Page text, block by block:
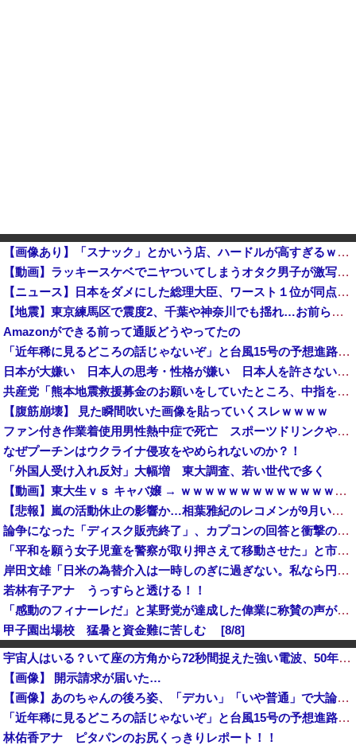
【画像あり】「スナック」とかいう店、ハードルが高すぎるｗｗｗｗｗｗｗ
【動画】ラッキースケベでニヤついてしまうオタク男子が激写されてしまうｗｗｗｗｗｗ他
【ニュース】日本をダメにした総理大臣、ワースト１位が同点でこの人ｗｗｗｗｗｗ
【地震】東京練馬区で震度2、千葉や神奈川でも揺れ…お前ら気付いた？
Amazonができる前って通販どうやってたの
「近年稀に見るどころの話じゃないぞ」と台風15号の予想進路に困惑する人が多数、偏西風が全く通用していないんだけど……
日本が大嫌い 日本人の思考・性格が嫌い 日本人を許さない 日本なんか消滅してほしい [8/8]
共産党「熊本地震救援募金のお願いをしていたところ、中指を立てられました。中指がメガネに当たり、危うく怪我をするところでした」
【腹筋崩壊】 見た瞬間吹いた画像を貼っていくスレｗｗｗｗ
ファン付き作業着使用男性熱中症で死亡 スポーツドリンクやゼリー飲料持参も [8/8]
なぜプーチンはウクライナ侵攻をやめられないのか？！
「外国人受け入れ反対」大幅増 東大調査、若い世代で多く
【動画】東大生ｖｓ キャバ嬢 → ｗｗｗｗｗｗｗｗｗｗｗｗｗｗｗｗｗｗ
【悲報】嵐の活動休止の影響か…相葉雅紀のレコメンが9月いっぱいで終了へ
論争になった「ディスク販売終了」、カプコンの回答と衝撃の詳細がコチラ・・・「え？ウチはデジタルが9割なんで特に影響ないっすよｗ」
「平和を願う女子児童を警察が取り押さえて移動させた」と市民団体が告発、「児童……どこ？」とガチで困惑する人が続出
岸田文雄「日米の為替介入は一時しのぎに過ぎない。私なら円を強くすることが出来る」
若林有子アナ うっすらと透ける！！
「感動のフィナーレだ」と某野党が達成した偉業に称賛の声が殺到、なんかヒーロー番組の最終回を見ているような気分に……
甲子園出場校 猛暑と資金難に苦しむ [8/8]
飛行開発実験団のF-2戦闘機に大型の謎ミサイル…ステルス性と射程1000kmを誇る「最新鋭の空母キラー」か？！
宇宙人はいる？いて座の方角から72秒間捉えた強い電波、50年間正体分からぬ「Wow！信号」
【画像】 開示請求が届いた…
【画像】あのちゃんの後ろ姿、「デカい」「いや普通」で大論争ｗｗｗｗ
「近年稀に見るどころの話じゃないぞ」と台風15号の予想進路に困惑する人が多数、偏西風が全く通用していないんだけど……
林佑香アナ ピタパンのお尻くっきりレポート！！